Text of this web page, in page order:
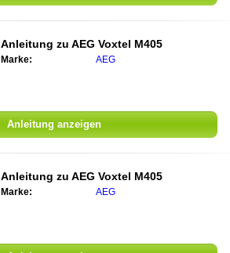
Anleitung zu AEG Voxtel M405
Marke: AEG
Anleitung anzeigen
Anleitung zu AEG Voxtel M405
Marke: AEG